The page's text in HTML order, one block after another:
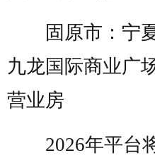
固原市：宁
九龙国际商业广
营业房
2026年平台